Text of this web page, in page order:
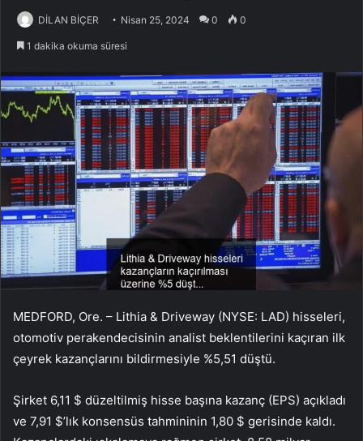
DİLAN BİÇER Nisan 25, 2024 0 0
1 dakika okuma süresi
MEDFORD, Ore. – Lithia & Driveway (NYSE: LAD) hisseleri,
otomotiv perakendecisinin analist beklentilerini kaçıran ilk
çeyrek kazançlarını bildirmesiyle %5,51 düştü.
Şirket 6,11 $ düzeltilmiş hisse başına kazanç (EPS) açıkladı
ve 7,91 $’lık konsensüs tahmininin 1,80 $ gerisinde kaldı.